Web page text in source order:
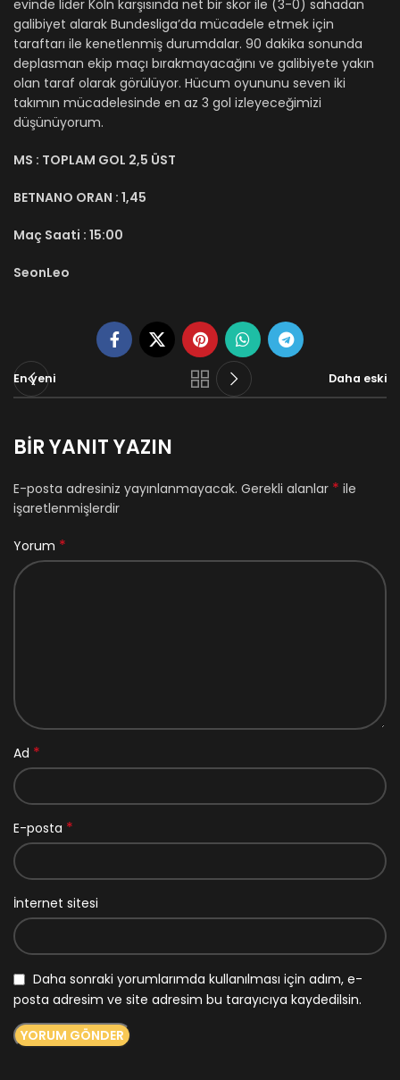
evinde lider Köln karşısında net bir skor ile (3-0) sahadan
galibiyet alarak Bundesliga’da mücadele etmek için
taraftarı ile kenetlenmiş durumdalar. 90 dakika sonunda
deplasman ekip maçı bırakmayacağını ve galibiyete yakın
olan taraf olarak görülüyor. Hücum oyununu seven iki
takımın mücadelesinde en az 3 gol izleyeceğimizi
düşünüyorum.
MS : TOPLAM GOL 2,5 ÜST
BETNANO ORAN : 1,45
Maç Saati : 15:00
SeonLeo
En yeni Daha eski
BIR YANIT YAZIN
E-posta adresiniz yayınlanmayacak. Gerekli alanlar * ile
işaretlenmişlerdir
Yorum *
Ad *
E-posta *
İnternet sitesi
Daha sonraki yorumlarımda kullanılması için adım, e-
posta adresim ve site adresim bu tarayıcıya kaydedilsin.